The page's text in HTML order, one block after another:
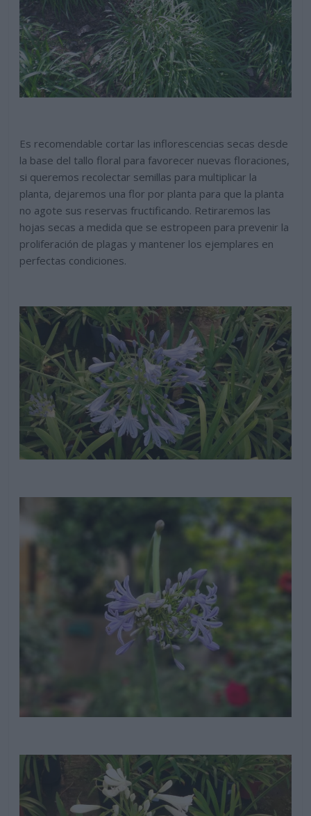
Es recomendable cortar las inflorescencias secas desde
la base del tallo floral para favorecer nuevas floraciones,
si queremos recolectar semillas para multiplicar la
planta, dejaremos una flor por planta para que la planta
no agote sus reservas fructificando. Retiraremos las
hojas secas a medida que se estropeen para prevenir la
proliferación de plagas y mantener los ejemplares en
perfectas condiciones.